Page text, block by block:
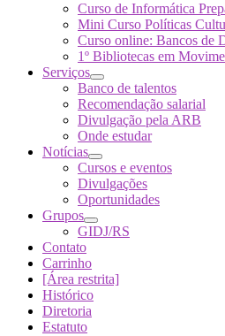
Curso de Informática
Mini Curso Políticas
Curso online: Bancos de
1º Bibliotecas em
Serviços
Banco de talentos
Recomendação salarial
Divulgação pela ARB
Onde estudar
Notícias
Cursos e eventos
Divulgações
Oportunidades
Grupos
GIDJ/RS
Contato
Carrinho
[Área restrita]
Histórico
Diretoria
Estatuto